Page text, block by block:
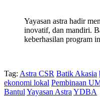
Yayasan astra hadir
inovatif, dan mandiri.
keberhasilan program
Tag: Astra CSR Batik Akasia
ekonomi lokal Pembinaan
Bantul Yayasan Astra YDBA